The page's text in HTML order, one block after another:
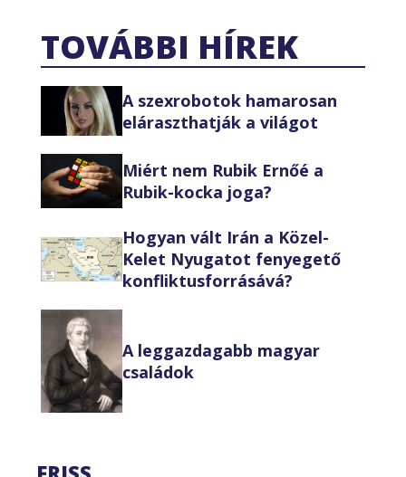
TOVÁBBI HÍREK
A szexrobotok hamarosan
eláraszthatják a világot
Miért nem Rubik Ernőé a
Rubik-kocka joga?
Hogyan vált Irán a Közel-
Kelet Nyugatot fenyegető
konfliktusforrásává?
A leggazdagabb magyar
családok